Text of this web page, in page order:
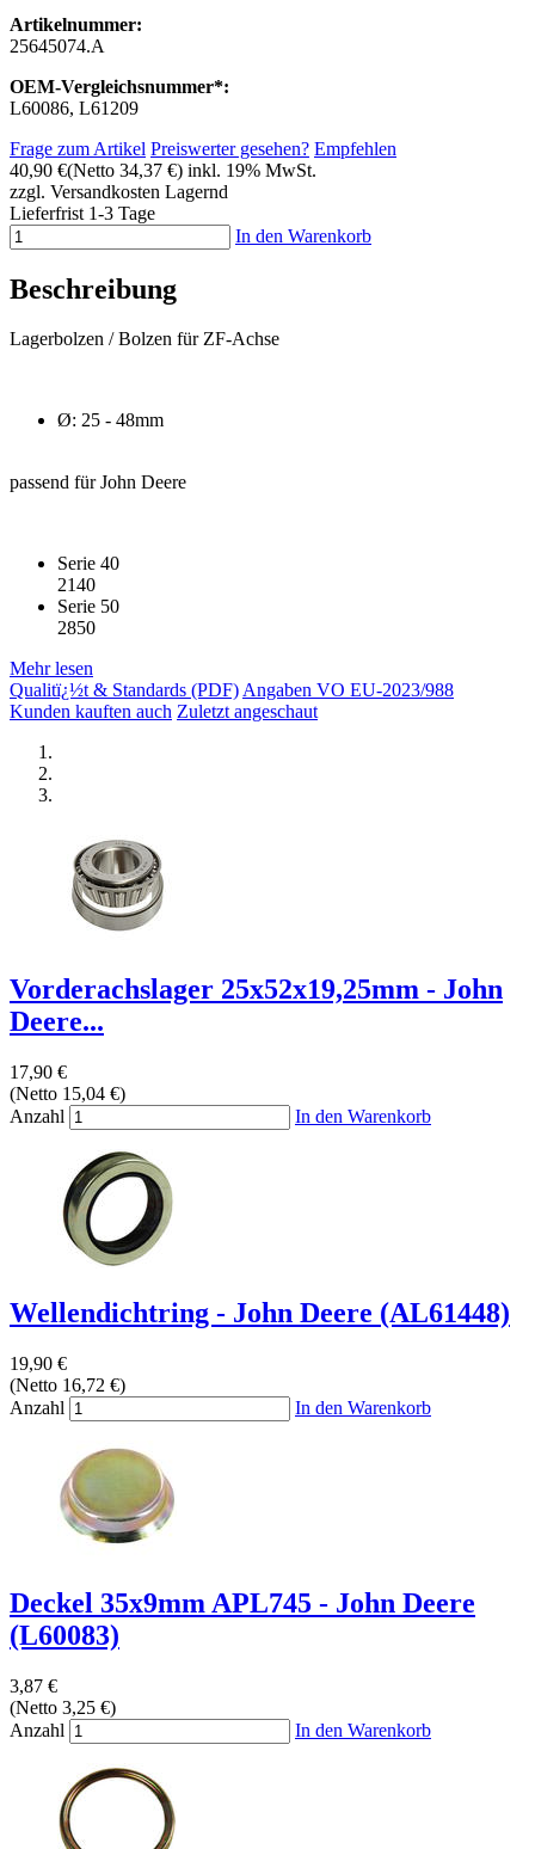
Artikelnummer:
25645074.A
OEM-Vergleichsnummer*:
L60086, L61209
Frage zum Artikel Preiswerter gesehen? Empfehlen
40,90 €(Netto 34,37 €) inkl. 19% MwSt.
zzgl. Versandkosten Lagernd
Lieferfrist 1-3 Tage
In den Warenkorb
Beschreibung
Lagerbolzen / Bolzen für ZF-Achse
Ø: 25 - 48mm
passend für John Deere
Serie 40
2140
Serie 50
2850
Mehr lesen
Qualitï¿½t & Standards (PDF)Angaben VO EU-2023/988
Kunden kauften auch Zuletzt angeschaut
Vorderachslager 25x52x19,25mm - John
Deere...
17,90 €
(Netto 15,04 €)
Anzahl
In den Warenkorb
Wellendichtring - John Deere (AL61448)
19,90 €
(Netto 16,72 €)
Anzahl
In den Warenkorb
Deckel 35x9mm APL745 - John Deere
(L60083)
3,87 €
(Netto 3,25 €)
Anzahl
In den Warenkorb